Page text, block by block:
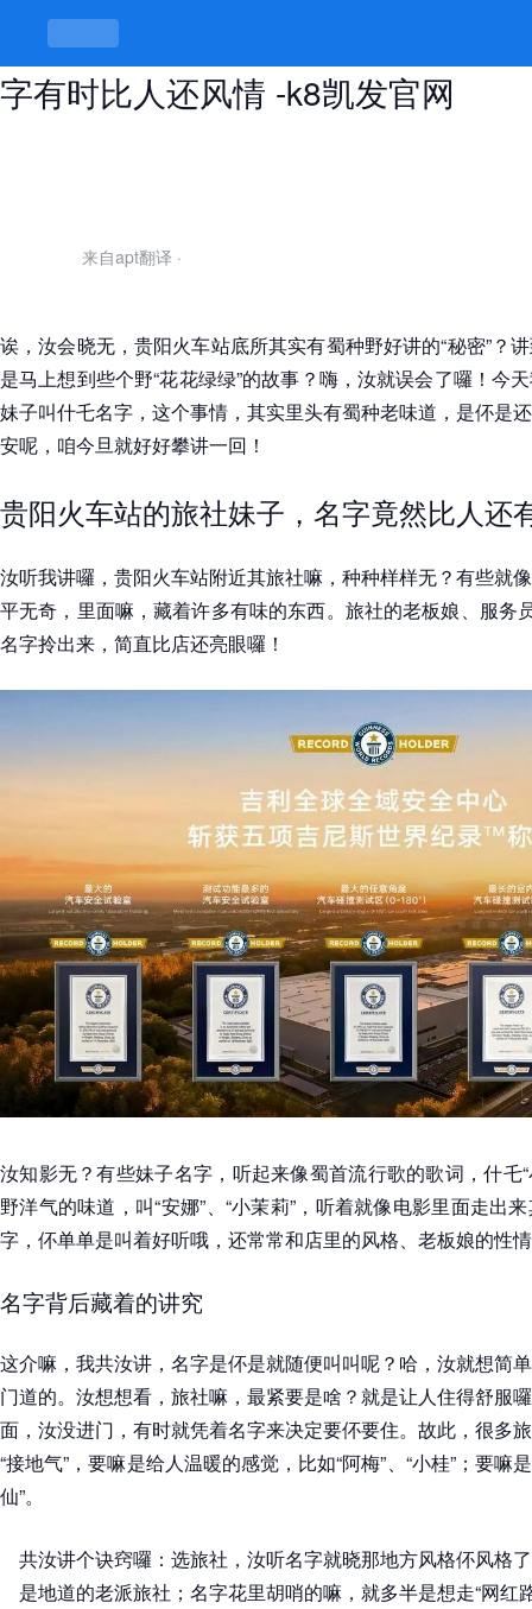
贵阳火车站旅社妹子叫什么名字，名
字有时比人还风情 -k8凯发官网
来自apt翻译 ·
诶，汝会晓无，贵阳火车站底所其实有蜀种野好讲的“秘密”？
是马上想到些个野“花花绿绿”的故事？嗨，汝就误会了囉！今
妹子叫什乇名字，这个事情，其实里头有蜀种老味道，是伓是
安呢，咱今旦就好好攀讲一回！
贵阳火车站的旅社妹子，名字竟然比人还
汝听我讲囉，贵阳火车站附近其旅社嘛，种种样样无？有些就
平无奇，里面嘛，藏着许多有味的东西。旅社的老板娘、服务
名字拎出来，简直比店还亮眼囉！
汝知影无？有些妹子名字，听起来像蜀首流行歌的歌词，什乇“
野洋气的味道，叫“安娜”、“小茉莉”，听着就像电影里面走出
字，伓单单是叫着好听哦，还常常和店里的风格、老板娘的性
名字背后藏着的讲究
这介嘛，我共汝讲，名字是伓是就随便叫叫呢？哈，汝就想简
门道的。汝想想看，旅社嘛，最紧要是啥？就是让人住得舒服
面，汝没进门，有时就凭着名字来决定要伓要住。故此，很多
“接地气”，要嘛是给人温暖的感觉，比如“阿梅”、“小桂”；要嘛
仙”。
共汝讲个诀窍囉：选旅社，汝听名字就晓那地方风格伓风格
是地道的老派旅社；名字花里胡哨的嘛，就多半是想走“网红